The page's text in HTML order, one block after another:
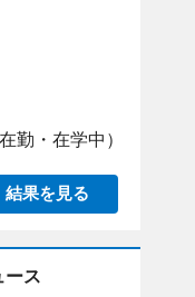
勤・在学中）
結果を見る
ース